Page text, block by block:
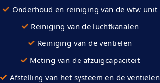
✓ Onderhoud en reiniging van de wtw unit
✓ Reiniging van de luchtkanalen
✓ Reiniging van de ventielen
✓ Meting van de afzuigcapaciteit
✓ Afstelling van het systeem en de ventielen